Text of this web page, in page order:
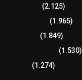
(2.125)
(1.965)
(1.849)
(1.530)
(1.274)